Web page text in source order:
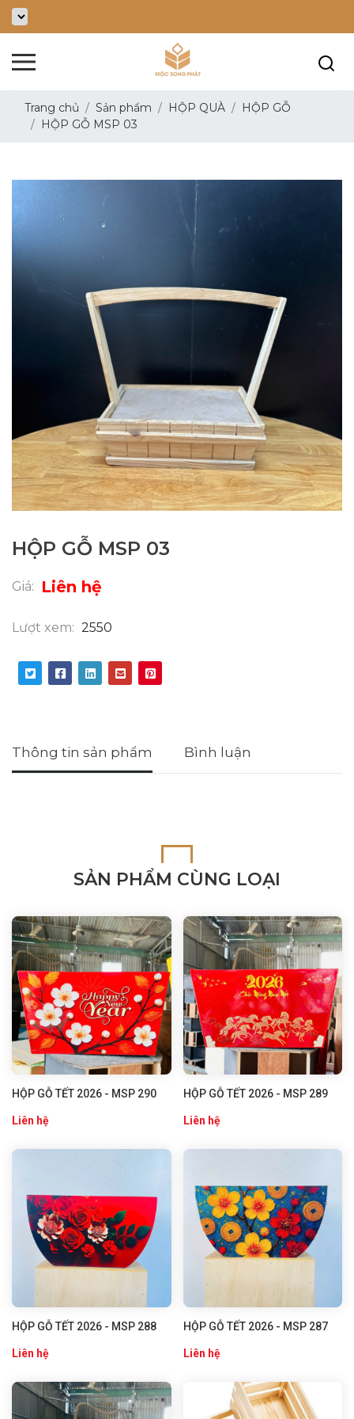
Trang chủ Sản phẩm HỘP QUÀ
HỘP GỖ
HỘP GỖ MSP 03
HỘP GỖ MSP 03
Giá: Liên hệ
Lượt xem: 2550
Thông tin sản phẩm Bình luận
SẢN PHẨM CÙNG LOẠI
HỘP GỖ TẾT 2026 - MSP 290
Liên hệ
HỘP GỖ TẾT 2026 - MSP 289
Liên hệ
HỘP GỖ TẾT 2026 - MSP 288
Liên hệ
HỘP GỖ TẾT 2026 - MSP 287
Liên hệ